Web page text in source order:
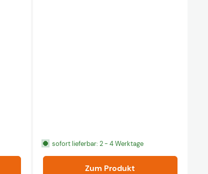
sofort lieferbar: 2 - 4 Werktage
Zum Produkt